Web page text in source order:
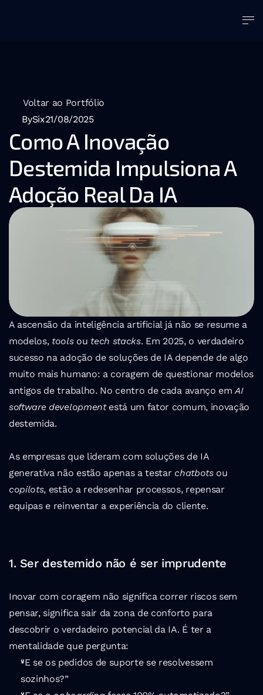
Voltar ao Portfólio
BySix21/08/2025
Como A Inovação
Destemida Impulsiona A
Adoção Real Da IA
A ascensão da inteligência artificial já não se resume a
modelos, tools ou tech stacks. Em 2025, o verdadeiro
sucesso na adoção de soluções de IA depende de algo
muito mais humano: a coragem de questionar modelos
antigos de trabalho. No centro de cada avanço em AI
software development está um fator comum, inovação
destemida.
As empresas que lideram com soluções de IA
generativa não estão apenas a testar chatbots
copilots, estão a redesenhar processos, repensar
equipas e reinventar a experiência do cliente.
1. Ser destemido não é ser imprudente
Inovar com coragem não significa correr riscos sem
pensar, significa sair da zona de conforto para
descobrir o verdadeiro potencial da IA. É ter a
mentalidade que pergunta:
“E se os pedidos de suporte se resolvessem
sozinhos?”